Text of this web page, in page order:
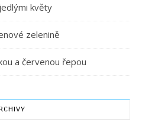
květy
zelenině
a červenou řepou